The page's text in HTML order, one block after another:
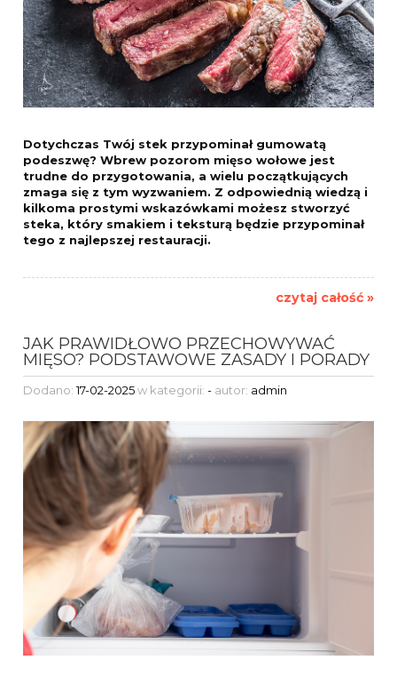
Dotychczas Twój stek przypominał gumowatą
podeszwę? Wbrew pozorom mięso wołowe jest
trudne do przygotowania, a wielu początkujących
zmaga się z tym wyzwaniem. Z odpowiednią wiedzą i
kilkoma prostymi wskazówkami możesz stworzyć
steka, który smakiem i teksturą będzie przypominał
tego z najlepszej restauracji.
czytaj całość »
JAK PRAWIDŁOWO PRZECHOWYWAĆ
MIĘSO? PODSTAWOWE ZASADY I PORADY
Dodano:17-02-2025w kategorii: - autor: admin